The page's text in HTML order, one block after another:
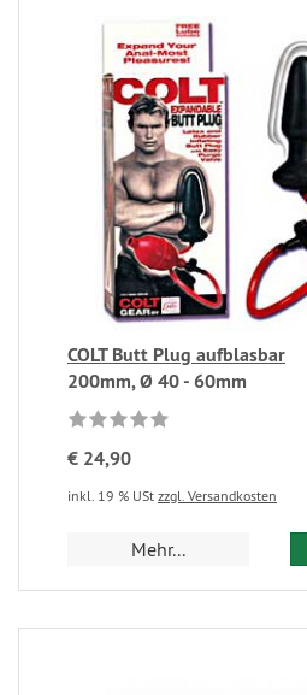
COLT Butt Plug aufblasbar
200mm, Ø 40 - 60mm
€ 24,90
inkl. 19 % USt zzgl. Versandkosten
Mehr...